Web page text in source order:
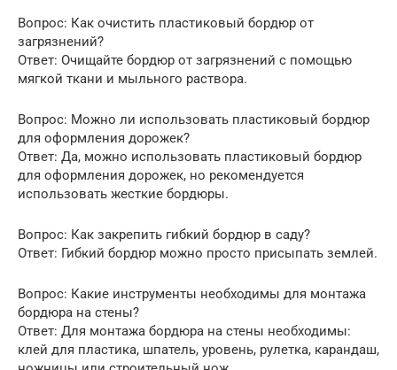
Вопрос: Как очистить пластиковый бордюр от
загрязнений?
Ответ: Очищайте бордюр от загрязнений с помощью
мягкой ткани и мыльного раствора.
Вопрос: Можно ли использовать пластиковый бордюр
для оформления дорожек?
Ответ: Да, можно использовать пластиковый бордюр
для оформления дорожек, но рекомендуется
использовать жесткие бордюры.
Вопрос: Как закрепить гибкий бордюр в саду?
Ответ: Гибкий бордюр можно просто присыпать землей.
Вопрос: Какие инструменты необходимы для монтажа
бордюра на стены?
Ответ: Для монтажа бордюра на стены необходимы:
клей для пластика, шпатель, уровень, рулетка, карандаш,